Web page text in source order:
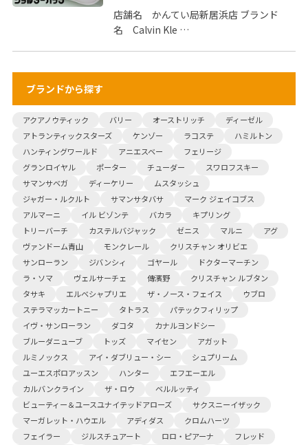
店舗名 かんてい局新居浜店 ブランド
名 Calvin Kle …
ブランドから探す
アクアノウティック バリー オーストリッチ
ディーゼル
アトランティックスターズ
ケンゾー ラコステ
ハミルトン
ハンティングワールド
アニエスベー
フェリージ
グランロイヤル
ポーター チューダー
スワロフスキー
サマンサベガ
ディーケリー
ムスタッシュ
ジャガー・ルクルト
サマンサタバサ
マーク ジェイコブス
アルマーニ
イル ビゾンテ バカラ
キプリング
トリーバーチ
カステルバジャック ゼニス マルニ
アグ
ヴァンドーム青山
モンクレール
クリスチャン オリビエ
サンローラン
ジバンシィ ゴヤール
ドクターマーチン
ラ・ソマ
ヴェルサーチェ 傳濱野
クリスチャン ルブタン
タサキ
エルベシャプリエ ザ・ノース・フェイス
ウブロ
ステラマッカートニー
タトラス
パテックフィリップ
イヴ・サンローラン
ダコタ
カナルヨンドシー
ブルーダニューブ
トッズ マイセン
アガット
ルミノックス
アイ・ダブリュー・シー
シュプリーム
ユーエスポロアッスン
ハンター
エフエーエル
カルバンクライン
ザ・ロウ
ベルルッティ
ビューティー＆ユースユナイテッドアローズ
サクスニーイザック
マーガレット・ハウエル
アディダス
クロムハーツ
フェイラー
ジルスチュアート ロロ・ピアーナ
フレッド